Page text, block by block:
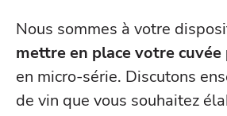
Nous sommes à votre
mettre en place votre
en micro-série. Discutons
de vin que vous souhaitez